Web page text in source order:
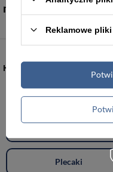
marki Barberini's?
KATEGORIE
Torebki damskie
Plecaki
Reklamowe